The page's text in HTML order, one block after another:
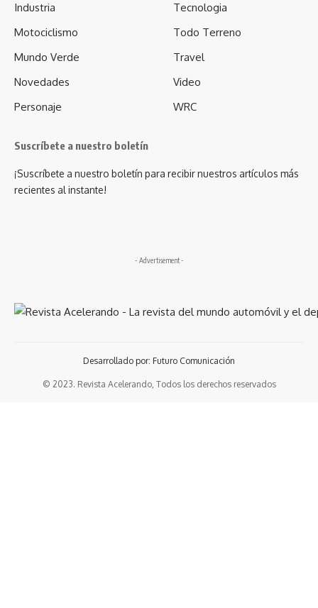
Industria
Motociclismo
Mundo Verde
Novedades
Personaje
Tecnologia
Todo Terreno
Travel
Video
WRC
Suscríbete a nuestro boletín
¡Suscríbete a nuestro boletín para recibir nuestros artículos más
recientes al instante!
- Advertisement -
© 2023. Revista Acelerando, Todos los derechos reservados
Desarrollado por: Futuro Comunicación